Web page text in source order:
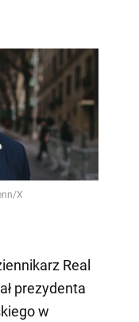
X
Real
prezydenta
w